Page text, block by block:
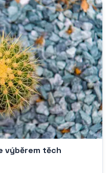
výběrem těch